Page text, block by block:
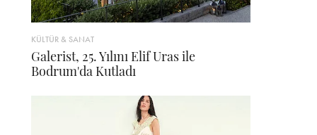
KÜLTÜR & SANAT
Galerist, 25. Yılını Elif Uras ile
Bodrum'da Kutladı